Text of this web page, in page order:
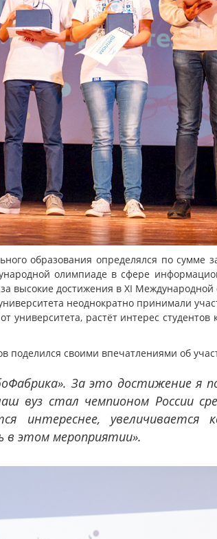
образования определялся по сумме
олимпиаде в сфере
высокие достижения в ХI
неоднократно принимали
университета, растёт интерес
поделился своими впечатлениями об
За это достижение я
вуз стал чемпионом России
интереснее, увеличивается
в этом мероприятии».